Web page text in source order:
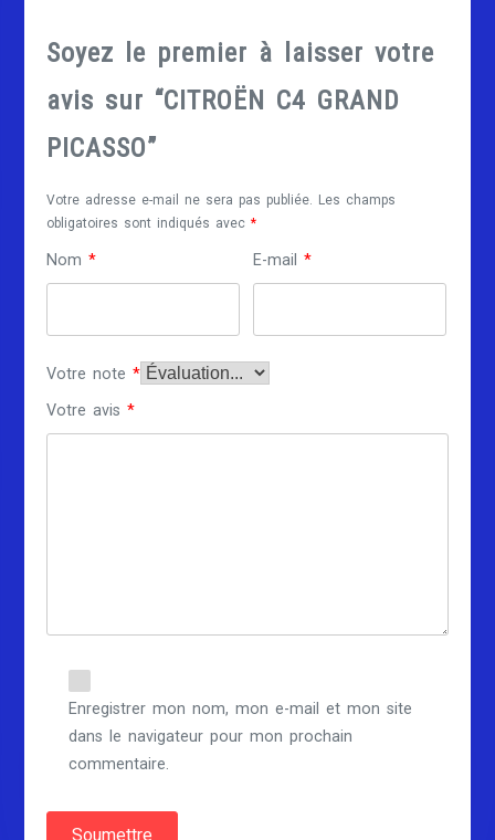
Soyez le premier à laisser votre
avis sur “CITROËN C4 GRAND
PICASSO”
Votre adresse e-mail ne sera pas publiée. Les champs
obligatoires sont indiqués avec*
Nom* E-mail*
Votre note*
Votre avis*
Enregistrer mon nom, mon e-mail et mon site
dans le navigateur pour mon prochain
commentaire.